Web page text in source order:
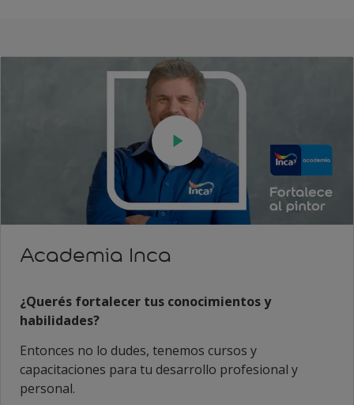
Academia Inca
¿Querés fortalecer tus conocimientos y
habilidades?
Entonces no lo dudes, tenemos cursos y
capacitaciones para tu desarrollo profesional y
personal.